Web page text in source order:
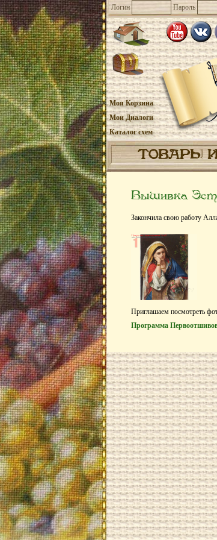
Логин Пароль
Моя Корзина
Мои Диалоги
Каталог схем
ТОВАРЫ
Вышивка
Закончила свою работу
Приглашаем посмотреть
Программа